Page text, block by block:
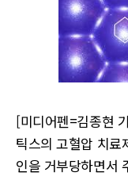
[미디어펜=김종현
틱스의 고혈압 치료
인을 거부당하면서